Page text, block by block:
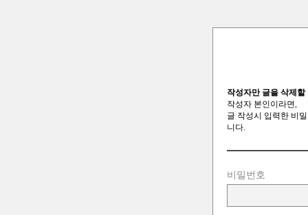
작성자만 글을 삭제할
작성자 본인이라면,
글 작성시 입력한 비
니다.
비밀번호